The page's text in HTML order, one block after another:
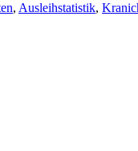
, Ausleihstatistik,